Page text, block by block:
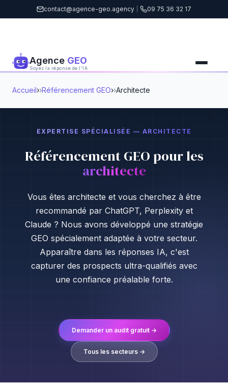
contact@agence-geo.agency 09 75 36 32 17
Agence GEO
Soyez la réponse de l'IA
Accueil› Référencement GEO› Architecte
EXPERTISE SPÉCIALISÉE — ARCHITECTE
Référencement GEO pour les
architecte
Vous êtes architecte et vous cherchez à être
recommandé par ChatGPT, Perplexity et
Claude ? Nous avons développé une stratégie
GEO spécialement adaptée à votre secteur.
Apparaître dans les réponses IA, c'est
capturer des prospects ultra-qualifiés avec
une confiance préalable forte.
Demander un audit gratuit →
Tous les secteurs →